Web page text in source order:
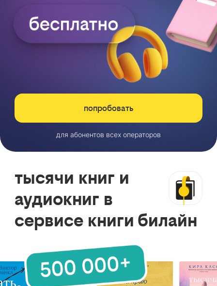
попробовать
для абонентов всех операторов
тысячи книг и
аудиокниг в
сервисе книги билайн